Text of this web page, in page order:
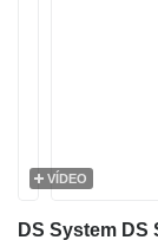
VÍDEO
DS System DS